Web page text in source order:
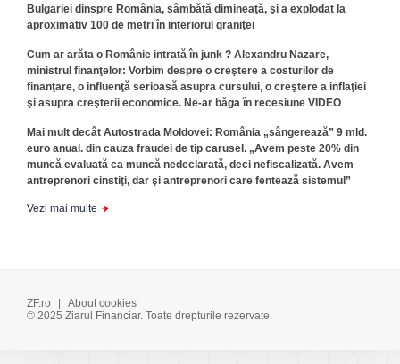
Bulgariei dinspre România, sâmbătă dimineaţă, şi a explodat la
aproximativ 100 de metri în interiorul graniţei
Cum ar arăta o Românie intrată în junk ? Alexandru Nazare,
ministrul finanţelor: Vorbim despre o creştere a costurilor de
finanţare, o influenţă serioasă asupra cursului, o creştere a inflaţiei
şi asupra creşterii economice. Ne-ar băga în recesiune VIDEO
Mai mult decât Autostrada Moldovei: România „sângerează” 9 mld.
euro anual. din cauza fraudei de tip carusel. „Avem peste 20% din
muncă evaluată ca muncă nedeclarată, deci nefiscalizată. Avem
antreprenori cinstiţi, dar şi antreprenori care fentează sistemul”
Vezi mai multe
ZF.ro |
About cookies
© 2025 Ziarul Financiar. Toate drepturile rezervate.